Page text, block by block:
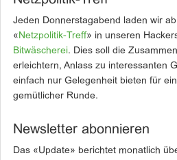
Jeden Donnerstagabend laden wir
« Netzpolitik-Treff» in unseren
Bitwäscherei. Dies soll die
erleichtern, Anlass zu interessanten
einfach nur Gelegenheit bieten für
gemütlicher Runde.
Newsletter abonnieren
Das «Update» berichtet monatlich